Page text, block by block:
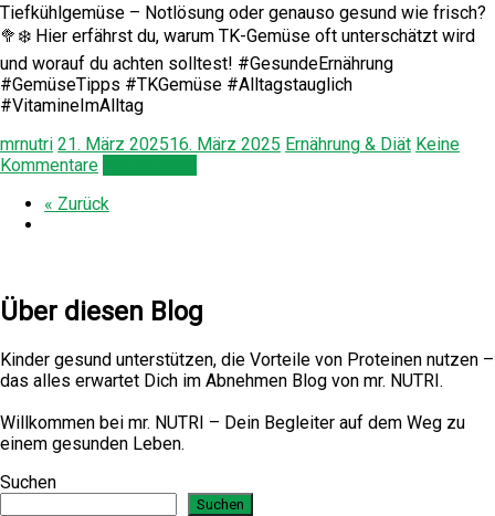
Tiefkühlgemüse – Notlösung oder genauso gesund wie frisch?
🥦❄️ Hier erfährst du, warum TK-Gemüse oft unterschätzt wird
und worauf du achten solltest! #GesundeErnährung
#GemüseTipps #TKGemüse #Alltagstauglich
#VitamineImAlltag
mrnutri 21. März 202516. März 2025 Ernährung & Diät Keine
Kommentare
« Zurück
Über diesen Blog
Kinder gesund unterstützen, die Vorteile von Proteinen nutzen –
das alles erwartet Dich im Abnehmen Blog von mr. NUTRI.
Willkommen bei mr. NUTRI – Dein Begleiter auf dem Weg zu
einem gesunden Leben.
Suchen
Suchen